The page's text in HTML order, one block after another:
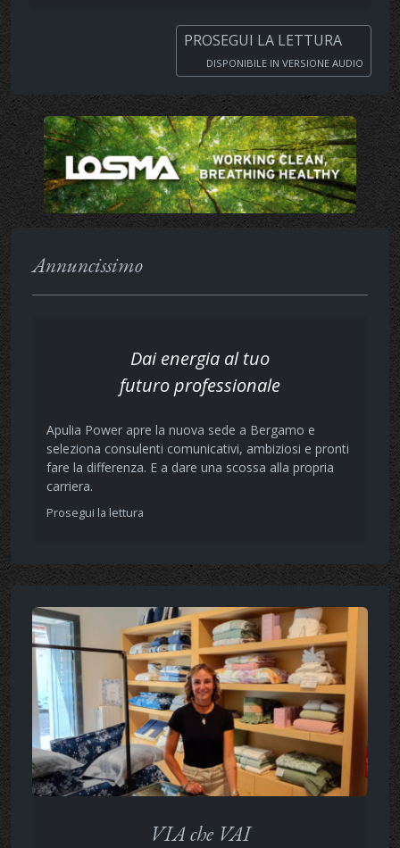
PROSEGUI LA LETTURA
DISPONIBILE IN VERSIONE AUDIO
Annuncissimo
Dai energia al tuo
futuro professionale
Apulia Power apre la nuova sede a Bergamo e
seleziona consulenti comunicativi, ambiziosi e pronti
fare la differenza. E a dare una scossa alla propria
carriera.
Prosegui la lettura
VIA che VAI